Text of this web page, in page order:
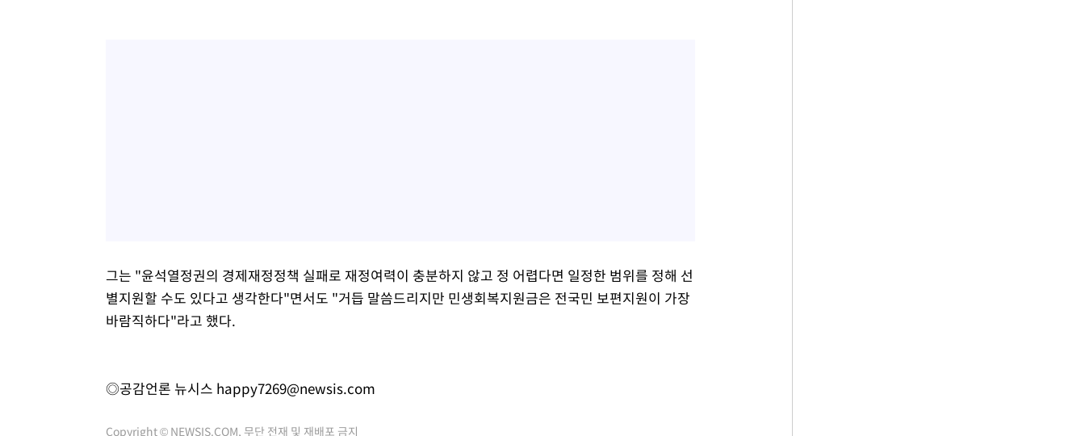
그는 "윤석열정권의 경제재정정책 실패로 재정여력이 충분하지 않고 정 어렵다면 일정한 범위를 정해 선
별지원할 수도 있다고 생각한다"면서도 "거듭 말씀드리지만 민생회복지원금은 전국민 보편지원이 가장
바람직하다"라고 했다.
◎공감언론 뉴시스 happy7269@newsis.com
Copyright © NEWSIS.COM, 무단 전재 및 재배포 금지